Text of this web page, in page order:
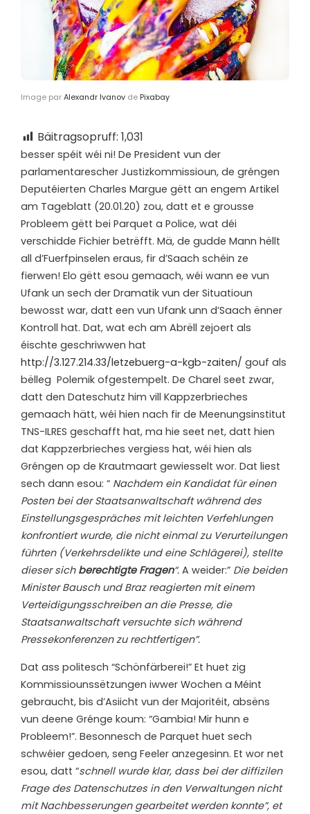
Image parAlexandr Ivanov de Pixabay
Bäitragsopruff: 1,031
besser spéit wéi ni! De President vun der
parlamentarescher Justizkommissioun, de gréngen
Deputéierten Charles Margue gëtt an engem Artikel
am Tageblatt (20.01.20) zou, datt et e grousse
Probleem gëtt bei Parquet a Police, wat déi
verschidde Fichier betrëfft. Mä, de gudde Mann hëllt
all d’Fuerfpinselen eraus, fir d’Saach schéin ze
fierwen! Elo gëtt esou gemaach, wéi wann ee vun
Ufank un sech der Dramatik vun der Situatioun
bewosst war, datt een vun Ufank unn d’Saach ënner
Kontroll hat. Dat, wat ech am Abrëll zejoert als
éischte geschriwwen hat
http://3.127.214.33/letzebuerg-a-kgb-zaiten/ gouf als
bëlleg Polemik ofgestempelt. De Charel seet zwar,
datt den Dateschutz him vill Kappzerbrieches
gemaach hätt, wéi hien nach fir de Meenungsinstitut
TNS-ILRES geschafft hat, ma hie seet net, datt hien
dat Kappzerbrieches vergiess hat, wéi hien als
Gréngen op de Krautmaart gewiesselt wor. Dat liest
sech dann esou: “ Nachdem ein Kandidat für einen
Posten bei der Staatsanwaltschaft während des
Einstellungsgespräches mit leichten Verfehlungen
konfrontiert wurde, die nicht einmal zu Verurteilungen
führten (Verkehrsdelikte und eine Schlägerei), stellte
dieser sich berechtigte Fragen“. A weider:” Die beiden
Minister Bausch und Braz reagierten mit einem
Verteidigungsschreiben an die Presse, die
Staatsanwaltschaft versuchte sich während
Pressekonferenzen zu rechtfertigen”.
Dat ass politesch “Schönfärberei!” Et huet zig
Kommissiounssëtzungen iwwer Wochen a Méint
gebraucht, bis d’Asiicht vun der Majoritéit, absëns
vun deene Grénge koum: “Gambia! Mir hunn e
Probleem!”. Besonnesch de Parquet huet sech
schwéier gedoen, seng Feeler anzegesinn. Et wor net
esou, datt “schnell wurde klar, dass bei der diffizilen
Frage des Datenschutzes in den Verwaltungen nicht
mit Nachbesserungen gearbeitet werden konnte”, et